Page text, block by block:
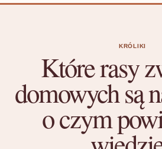
KRÓLIKI
Które rasy
domowych są
o czym